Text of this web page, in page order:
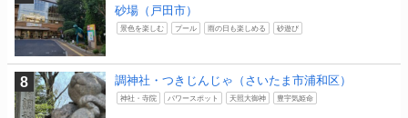
砂場（戸田市）
景色を楽しむ プール 雨の日も楽しめる 砂遊び
調神社・つきじんじゃ（さいたま市浦和区）
神社・寺院 パワースポット 天照大御神 豊宇気姫命